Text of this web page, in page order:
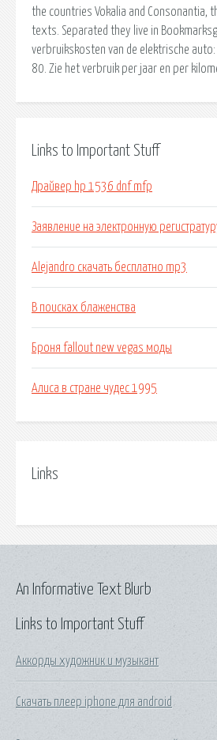
the countries Vokalia and Consonantia,
texts. Separated they live in
verbruikskosten van de elektrische auto:
80. Zie het verbruik per jaar en per
Links to Important Stuff
Драйвер hp 1536 dnf mfp
Заявление на электронную
Alejandro скачать бесплатно mp3
В поисках блаженства
Броня fallout new vegas моды
Алиса в стране чудес 1995
Links
Links to Important Stuff
Аккорды художник и музыкант
Скачать плеер iphone для android
An Informative Text Blurb